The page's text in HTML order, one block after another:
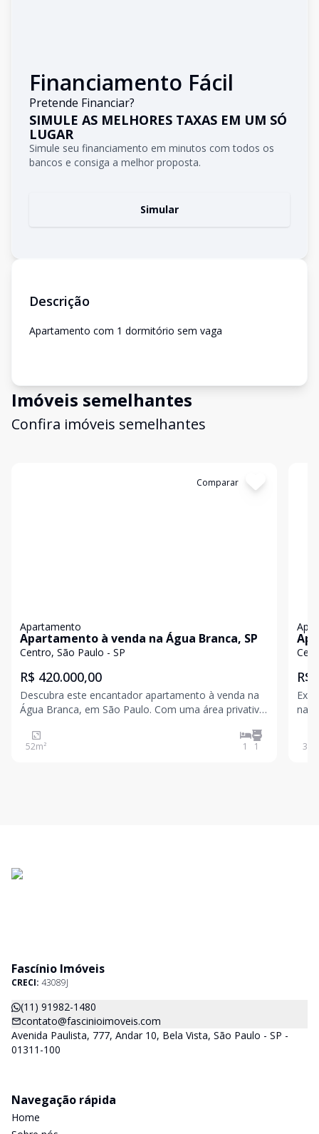
Financiamento Fácil
Pretende Financiar?
SIMULE AS MELHORES TAXAS EM UM SÓ
LUGAR
Simule seu financiamento em minutos com todos os
bancos e consiga a melhor proposta.
Simular
Descrição
Apartamento com 1 dormitório sem vaga
Imóveis semelhantes
Confira imóveis semelhantes
Comparar
Apartamento
Apartamento à venda na Água Branca, SP
Centro, São Paulo - SP
R$ 420.000,00
Descubra este encantador apartamento à venda na
Água Branca, em São Paulo. Com uma área privativa
conforto em um local central. Conta com 1
dormitório, 1 banheiro social e toda a praticidade que
52m² 1 1
R$
na
32
Fascínio Imóveis
CRECI: 43089J
(11) 91982-1480
contato@fascinioimoveis.com
Avenida Paulista, 777, Andar 10, Bela Vista, São Paulo - SP -
01311-100
Navegação rápida
Home